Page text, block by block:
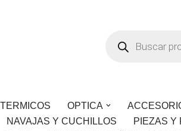
OPTICA
NAVAJAS Y CUCHILLOS
PIEZAS Y